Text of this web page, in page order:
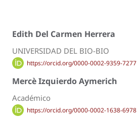
Edith Del Carmen Herrera
UNIVERSIDAD DEL BIO-BIO
https://orcid.org/0000-0002-9359-7277
Mercè Izquierdo Aymerich
Académico
https://orcid.org/0000-0002-1638-6978